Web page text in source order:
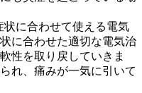
に合わせて使える電気
に合わせた適切な電気治
性を取り戻していきま
れ、痛みが一気に引いて